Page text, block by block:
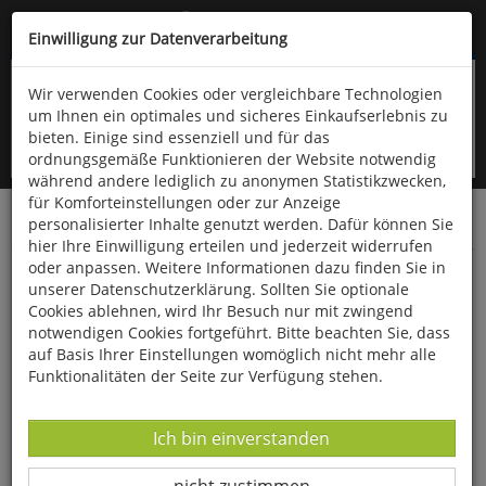
Kompletten Head der Seite überspringen
oder (06766) 9323-960
Startseite Bücher Literatur Diverses
Wilhelm Busch - Sämtliche Werke
Einwilligung zur Datenverarbeitung
Wir verwenden Cookies oder vergleichbare Technologien
um Ihnen ein optimales und sicheres Einkaufserlebnis zu
bieten. Einige sind essenziell und für das
ordnungsgemäße Funktionieren der Website notwendig
während andere lediglich zu anonymen Statistikzwecken,
für Komforteinstellungen oder zur Anzeige
personalisierter Inhalte genutzt werden. Dafür können Sie
hier Ihre Einwilligung erteilen und jederzeit widerrufen
oder anpassen. Weitere Informationen dazu finden Sie in
unserer Datenschutzerklärung. Sollten Sie optionale
Cookies ablehnen, wird Ihr Besuch nur mit zwingend
notwendigen Cookies fortgeführt. Bitte beachten Sie, dass
auf Basis Ihrer Einstellungen womöglich nicht mehr alle
Funktionalitäten der Seite zur Verfügung stehen.
Datenverarbeitung -
Ich bin einverstanden